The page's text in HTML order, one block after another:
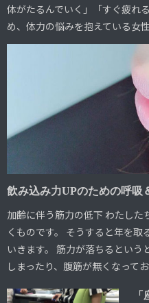
体がたるんでいく」「すぐ疲れ
め、体力の悩みを抱えている女
飲み込み力UPのための呼吸
加齢に伴う筋力の低下 わたし
くものです。 そうすると年を
いきます。 筋力が落ちるとい
しまったり、腹筋が無くなって